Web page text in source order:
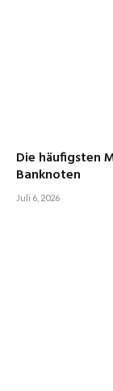
Die häufigsten
Banknoten
Juli 6, 2026